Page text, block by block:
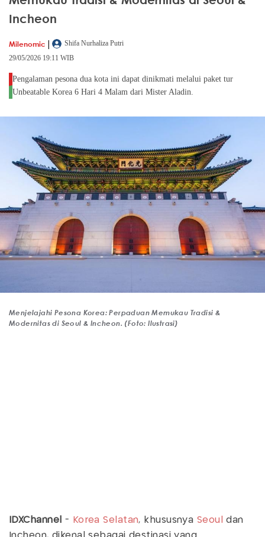
Incheon
Milenomic |
Shifa Nurhaliza Putri
29/05/2026 19:11 WIB
Pengalaman pesona dua kota ini dapat dinikmati melalui paket tur
Unbeatable Korea 6 Hari 4 Malam dari Mister Aladin.
Menjelajahi Pesona Korea: Perpaduan Memukau Tradisi &
Modernitas di Seoul & Incheon. (Foto: Ilustrasi)
IDXChannel - Korea Selatan, khususnya Seoul
dan